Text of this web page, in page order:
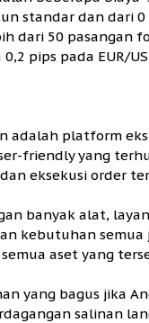
standar dan dari
dari 50 pasangan
pips pada EUR/
adalah platform
friendly yang
eksekusi order
banyak alat,
kebutuhan semua
aset yang
yang bagus jika
salinan